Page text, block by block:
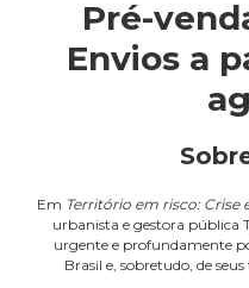
Pré-
Envios a
Em Território em risco: Crise
urbanista e gestora pública
urgente e profundamente
Brasil e, sobretudo, de